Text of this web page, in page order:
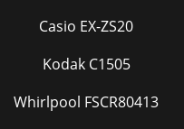
Casio EX-ZS20
Kodak C1505
Whirlpool FSCR80413